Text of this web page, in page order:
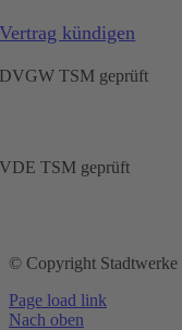
Vertrag kündigen
DVGW TSM geprüft
VDE TSM geprüft
© Copyright
Page load link
Nach oben